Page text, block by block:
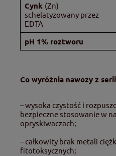
Cynk (Zn)
schelatyzowany przez
EDTA
pH 1% roztworu
Co wyróżnia nawozy z
– wysoka czystość i
bezpieczne stosowanie w
opryskiwaczach;
– całkowity brak metali
fitotoksycznych;